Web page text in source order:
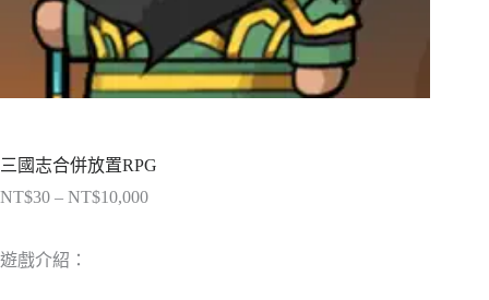
三國志合併放置RPG
NT$30 – NT$10,000價
遊戲介紹：